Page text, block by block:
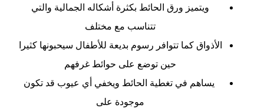
ويتميز ورق الحائط بكثرة أشكاله الجمالية والتي
تتناسب مع مختلف
الأذواق كما تتوافر رسوم بديعة للأطفال سيحبونها كثيرا
حين توضع على حوائط غرفهم
يساهم في تغطية الحائط ويخفي أي عيوب قد تكون
موجودة على